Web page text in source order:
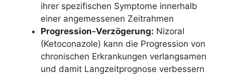
ihrer spezifischen Symptome innerhalb
einer angemessenen Zeitrahmen
Progression-Verzögerung: Nizoral
(Ketoconazole) kann die Progression von
chronischen Erkrankungen verlangsamen
und damit Langzeitprognose verbessern